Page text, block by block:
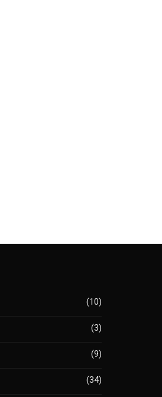
(10)
(3)
(9)
(34)